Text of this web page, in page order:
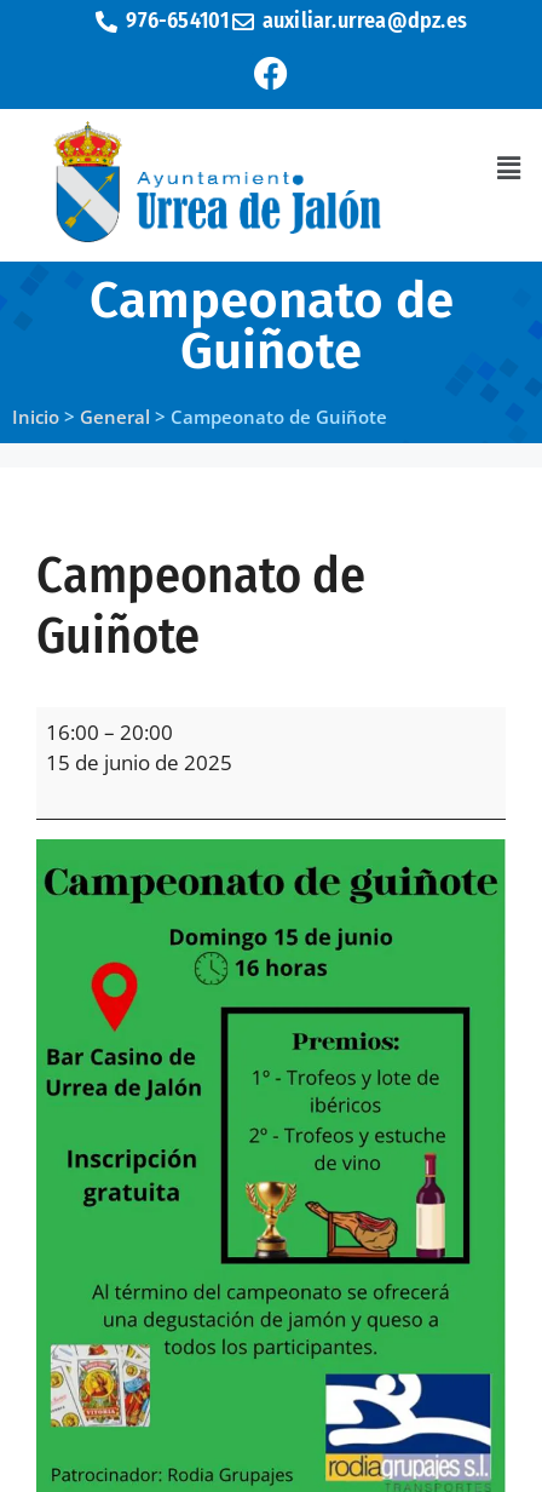
976-654101 auxiliar.urrea@dpz.es
Campeonato de
Guiñote
Inicio > General > Campeonato de Guiñote
Campeonato de
Guiñote
16:00 – 20:00
15 de junio de 2025